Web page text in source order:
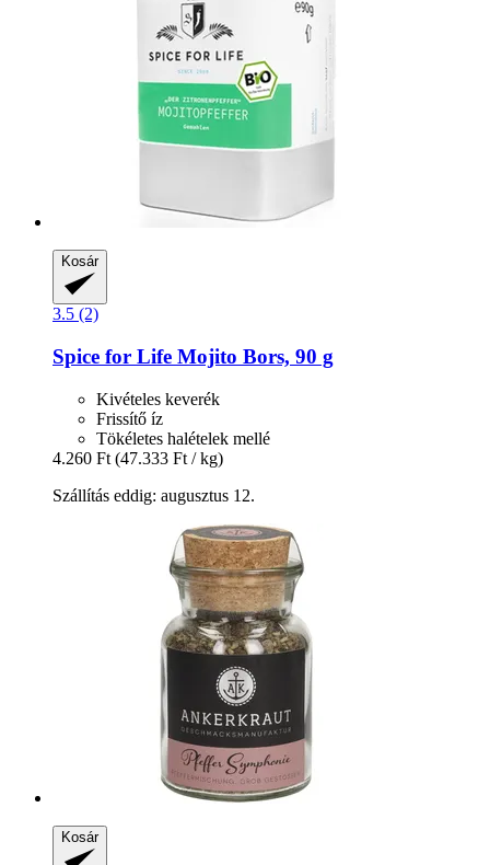
Kosár
3.5 (2)
Spice for Life Mojito Bors, 90 g
Kivételes keverék
Frissítő íz
Tökéletes halételek mellé
4.260 Ft (47.333 Ft / kg)
Szállítás eddig: augusztus 12.
Kosár